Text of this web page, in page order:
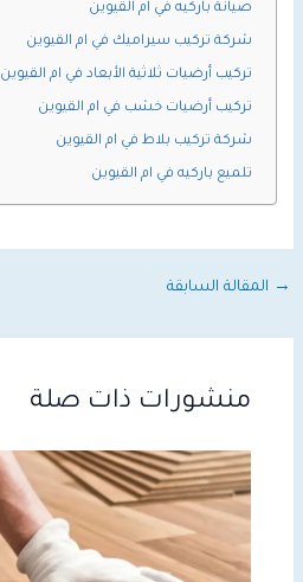
صيانة باركيه في ام القيوين
شركة تركيب سيراميك في ام القيوين
تركيب أرضيات ثلاثية الأبعاد في ام القيوين
تركيب أرضيات خشب في ام القيوين
شركة تركيب بلاط في ام القيوين
تلميع باركيه في ام القيوين
→ المقالة السابقة
منشورات ذات صلة